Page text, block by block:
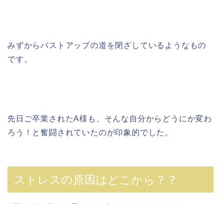
みずからバストアップの道を閉ざしているようなもの
です。
先日ご卒業されたA様も、そんな自分からどうにか変わ
ろう！と奮闘されていたのが印象的でした。
ストレスの原因はどこから？？